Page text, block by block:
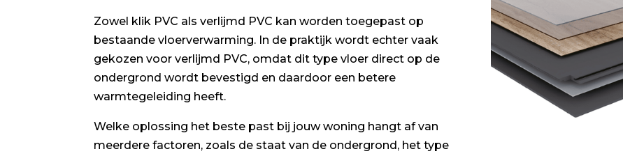
Zowel klik PVC als verlijmd PVC kan worden toegepast op
bestaande vloerverwarming. In de praktijk wordt echter vaak
gekozen voor verlijmd PVC, omdat dit type vloer direct op de
ondergrond wordt bevestigd en daardoor een betere
warmtegeleiding heeft.
Welke oplossing het beste past bij jouw woning hangt af van
meerdere factoren, zoals de staat van de ondergrond, het type